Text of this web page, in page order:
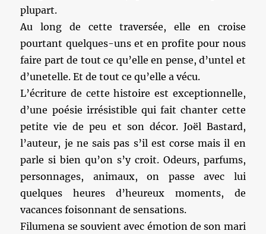
plupart.
Au long de cette traversée, elle en croise
pourtant quelques-uns et en profite pour nous
faire part de tout ce qu’elle en pense, d’untel et
d’unetelle. Et de tout ce qu’elle a vécu.
L’écriture de cette histoire est exceptionnelle,
d’une poésie irrésistible qui fait chanter cette
petite vie de peu et son décor. Joël Bastard,
l’auteur, je ne sais pas s’il est corse mais il en
parle si bien qu’on s’y croit. Odeurs, parfums,
personnages, animaux, on passe avec lui
quelques heures d’heureux moments, de
vacances foisonnant de sensations.
Filumena se souvient avec émotion de son mari